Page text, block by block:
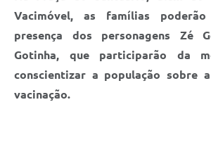
Vacimóvel, as famílias
presença dos personagens Zé
Gotinha, que participarão da
conscientizar a população sobre
vacinação.